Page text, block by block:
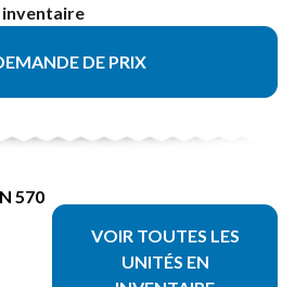
inventaire
DE PRIX
570
VOIR TOUTES LES
UNITÉS EN